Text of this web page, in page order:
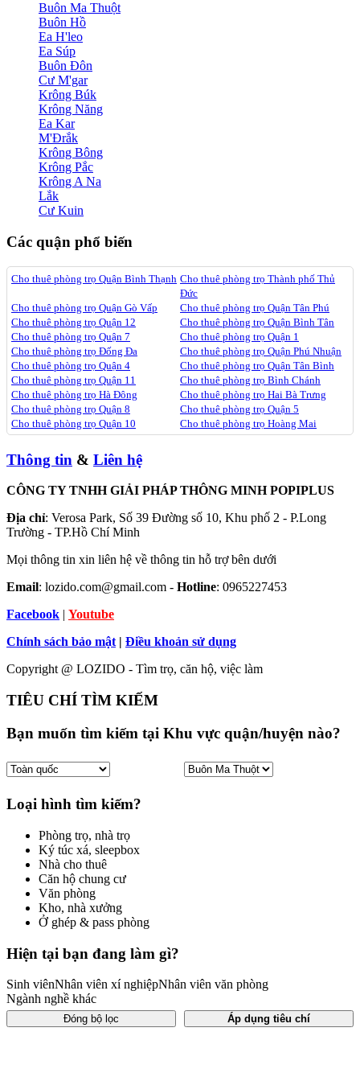
Buôn Ma Thuột
Buôn Hồ
Ea H'leo
Ea Súp
Buôn Đôn
Cư M'gar
Krông Búk
Krông Năng
Ea Kar
M'Đrắk
Krông Bông
Krông Pắc
Krông A Na
Lắk
Cư Kuin
Các quận phổ biến
Cho thuê phòng trọ Quận Bình Thạnh Cho thuê phòng trọ Thành phố Thủ
Đức
Cho thuê phòng trọ Quận Gò Vấp
Cho thuê phòng trọ Quận Tân Phú
Cho thuê phòng trọ Quận 12
Cho thuê phòng trọ Quận Bình Tân
Cho thuê phòng trọ Quận 7
Cho thuê phòng trọ Quận 1
Cho thuê phòng trọ Đống Đa
Cho thuê phòng trọ Quận Phú Nhuận
Cho thuê phòng trọ Quận 4
Cho thuê phòng trọ Quận Tân Bình
Cho thuê phòng trọ Quận 11
Cho thuê phòng trọ Bình Chánh
Cho thuê phòng trọ Hà Đông
Cho thuê phòng trọ Hai Bà Trưng
Cho thuê phòng trọ Quận 8
Cho thuê phòng trọ Quận 5
Cho thuê phòng trọ Quận 10
Cho thuê phòng trọ Hoàng Mai
Thông tin & Liên hệ
CÔNG TY TNHH GIẢI PHÁP THÔNG MINH POPIPLUS
Địa chỉ: Verosa Park, Số 39 Đường số 10, Khu phố 2 - P.Long
Trường - TP.Hồ Chí Minh
Mọi thông tin xin liên hệ về thông tin hỗ trợ bên dưới
Email: lozido.com@gmail.com - Hotline: 0965227453
Facebook | Youtube
Chính sách bảo mật| Điều khoản sử dụng
Copyright @ LOZIDO - Tìm trọ, căn hộ, việc làm
TIÊU CHÍ TÌM KIẾM
Bạn muốn tìm kiếm tại Khu vực quận/huyện nào?
Loại hình tìm kiếm?
Phòng trọ, nhà trọ
Ký túc xá, sleepbox
Nhà cho thuê
Căn hộ chung cư
Văn phòng
Kho, nhà xưởng
Ở ghép & pass phòng
Hiện tại bạn đang làm gì?
Sinh viênNhân viên xí nghiệpNhân viên văn phòng
Ngành nghề khác
Đóng bộ lọc Áp dụng tiêu chí